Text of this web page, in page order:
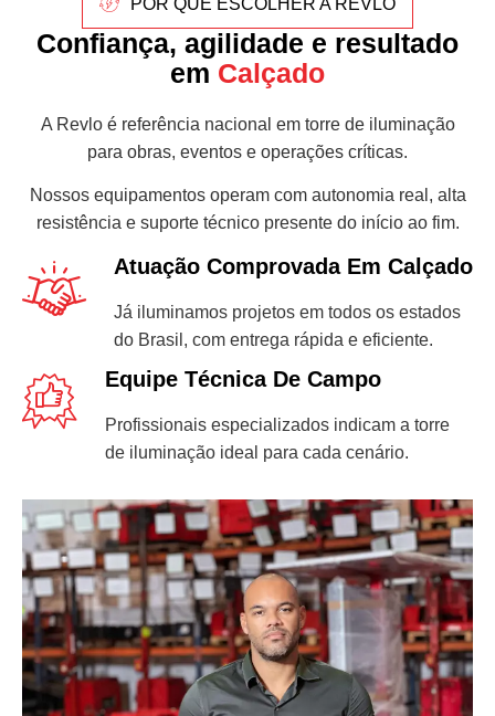
POR QUE ESCOLHER A REVLO
Confiança, agilidade e resultado
em Calçado
A Revlo é referência nacional em torre de iluminação
para obras, eventos e operações críticas.
Nossos equipamentos operam com autonomia real, alta
resistência e suporte técnico presente do início ao fim.
Atuação Comprovada Em Calçado
Já iluminamos projetos em todos os estados
do Brasil, com entrega rápida e eficiente.
Equipe Técnica De Campo
Profissionais especializados indicam a torre
de iluminação ideal para cada cenário.